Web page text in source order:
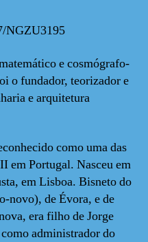
NGZU3195
e cosmógrafo-
o fundador, teorizador e
e arquitetura
como uma das
em Portugal. Nasceu em
em Lisboa. Bisneto do
novo), de Évora, e de
era filho de Jorge
administrador do